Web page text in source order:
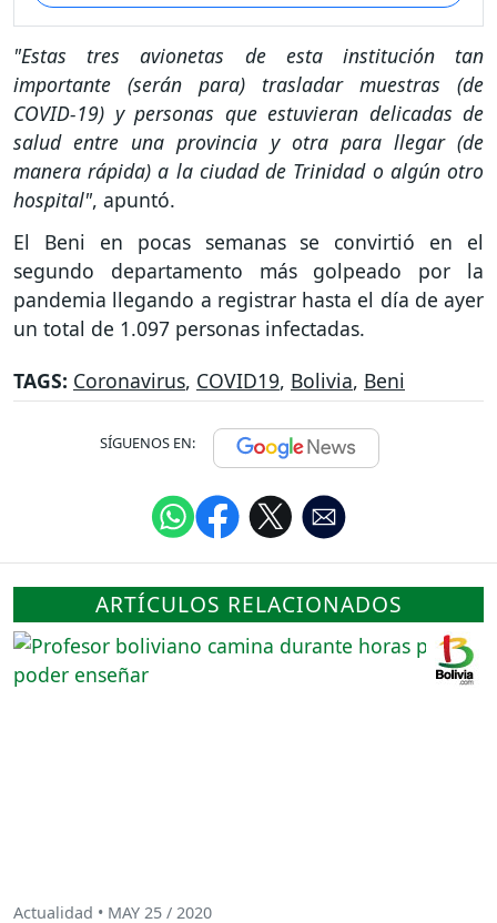
"Estas tres avionetas de esta institución tan
importante (serán para) trasladar muestras (de
COVID-19) y personas que estuvieran delicadas de
salud entre una provincia y otra para llegar (de
manera rápida) a la ciudad de Trinidad o algún otro
hospital", apuntó.
El Beni en pocas semanas se convirtió en el
segundo departamento más golpeado por la
pandemia llegando a registrar hasta el día de ayer
un total de 1.097 personas infectadas.
TAGS: Coronavirus, COVID19, Bolivia, Beni
SÍGUENOS EN:
ARTÍCULOS RELACIONADOS
Actualidad • MAY 25 / 2020